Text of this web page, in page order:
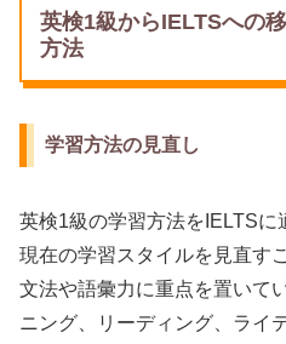
英検1級からIELTSへの
方法
学習方法の見直し
英検1級の学習方法をIELTS
現在の学習スタイルを見直す
文法や語彙力に重点を置いて
ニング、リーディング、ライ